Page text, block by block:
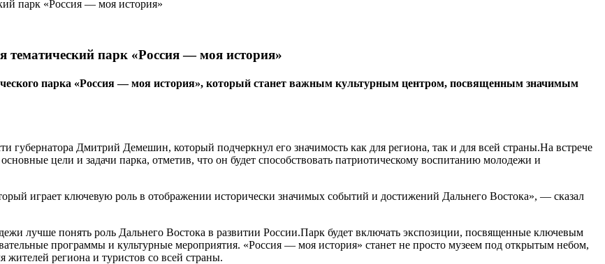
тематический парк «Россия — моя история»
парка «Россия — моя история», который станет важным культурным центром, посвященным значимым
Дмитрий Демешин, который подчеркнул его значимость как для региона, так и для всей страны.На встрече
цели и задачи парка, отметив, что он будет способствовать патриотическому воспитанию молодежи и
играет ключевую роль в отображении исторически значимых событий и достижений Дальнего Востока», — сказал
лучше понять роль Дальнего Востока в развитии России.Парк будет включать экспозиции, посвященные ключевым
программы и культурные мероприятия. «Россия — моя история» станет не просто музеем под открытым небом,
региона и туристов со всей страны.